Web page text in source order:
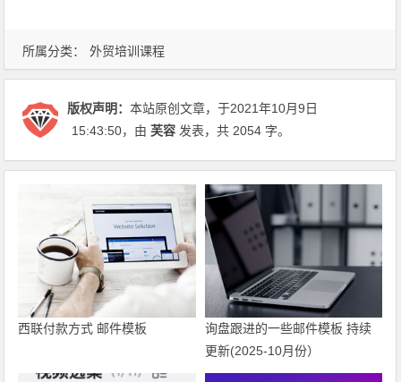
所属分类： 外贸培训课程
版权声明：本站原创文章，于2021年10月9日
15:43:50，由芙容 发表，共 2054 字。
西联付款方式 邮件模板
询盘跟进的一些邮件模板 持续
更新(2025-10月份）